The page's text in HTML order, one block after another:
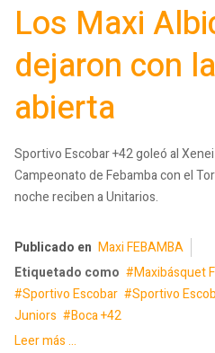
Los Maxi
dejaron con
abierta
Sportivo Escobar +42 goleó al
Campeonato de Febamba con el
noche reciben a Unitarios.
Publicado en Maxi FEBAMBA
Etiquetado como
Maxibásquet
Sportivo Escobar
Sportivo
Juniors
Boca +42
Leer más ...